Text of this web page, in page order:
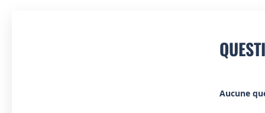
Aucune